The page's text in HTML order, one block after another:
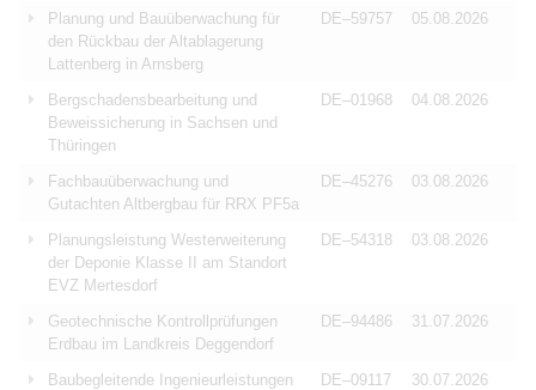
Planung und Bauüberwachung für
den Rückbau der Altablagerung
Lattenberg in Arnsberg
DE–59757 05.08.2026
Bergschadensbearbeitung und
Beweissicherung in Sachsen und
Thüringen
DE–01968 04.08.2026
Fachbauüberwachung und
Gutachten Altbergbau für RRX PF5a
DE–45276 03.08.2026
Planungsleistung Westerweiterung
der Deponie Klasse II am Standort
EVZ Mertesdorf
DE–54318 03.08.2026
Geotechnische Kontrollprüfungen
Erdbau im Landkreis Deggendorf
DE–94486 31.07.2026
Baubegleitende Ingenieurleistungen
DE–09117 30.07.2026